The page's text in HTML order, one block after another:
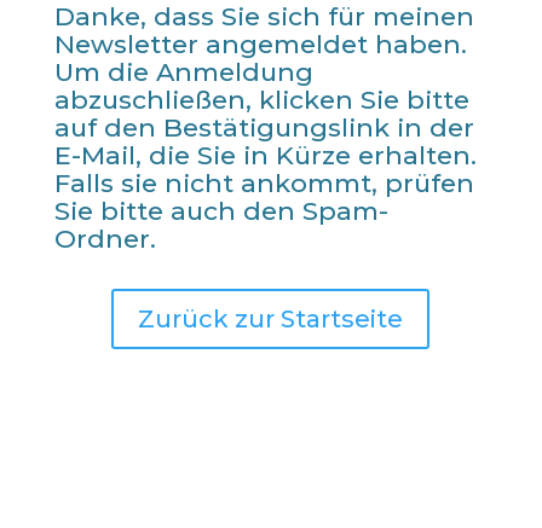
Danke, dass Sie sich für meinen
Newsletter angemeldet haben.
Um die Anmeldung
abzuschließen, klicken Sie bitte
auf den Bestätigungslink in der
E-Mail, die Sie in Kürze erhalten.
Falls sie nicht ankommt, prüfen
Sie bitte auch den Spam-
Ordner.
Zurück zur Startseite